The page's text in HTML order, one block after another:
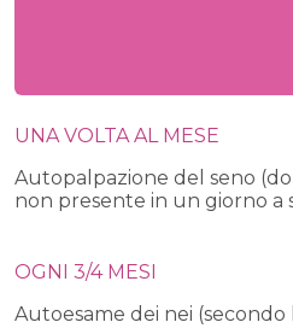
UNA VOLTA AL MESE
Autopalpazione del seno
non presente in un giorno a
OGNI 3/4 MESI
Autoesame dei nei (secondo